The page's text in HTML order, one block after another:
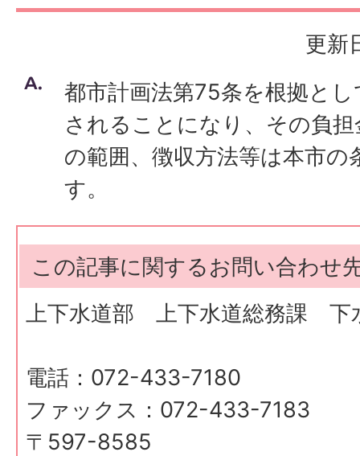
更新
都市計画法第75条を根拠と
されることになり、その負
の範囲、徴収方法等は本市の
す。
この記事に関するお問い合わせ
上下水道部 上下水道総務課 下
電話：072-433-7180
ファックス：072-433-7183
〒597-8585